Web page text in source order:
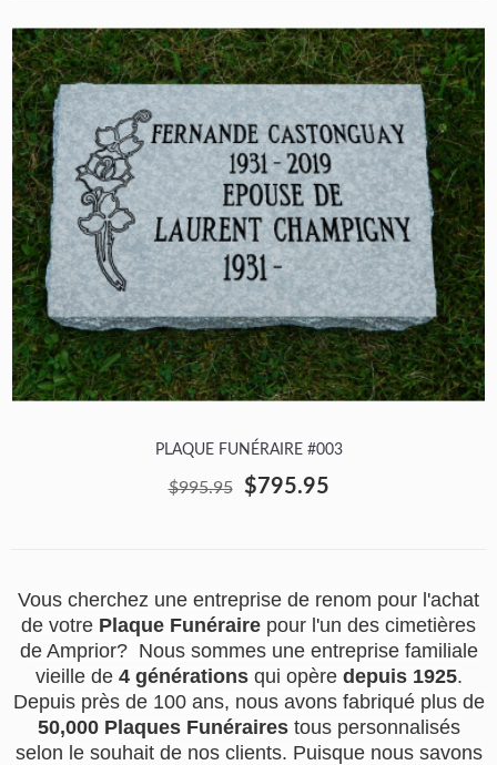
PLAQUE FUNÉRAIRE #003
$995.95 $795.95
Vous cherchez une entreprise de renom pour l'achat
de votre Plaque Funéraire pour l'un des cimetières
de Amprior? Nous sommes une entreprise familiale
vieille de 4 générationsqui opère depuis 1925.
Depuis près de 100 ans, nous avons fabriqué plus de
50,000 Plaques Funérairestous personnalisés
selon le souhait de nos clients. Puisque nous savons